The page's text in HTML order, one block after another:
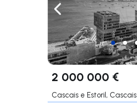
Nach links navigieren
2 000 000 €
Cascais e Estoril, Cascais